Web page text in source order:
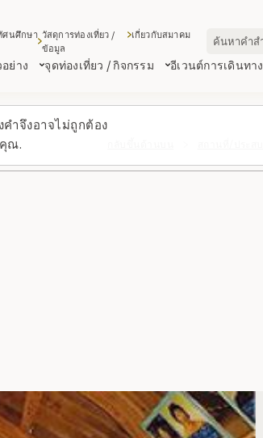
ำจึงอาจไม่ถูกต้อง
ณ.
ย่าง จุดท่องเที่ยว / กิจกรรม อีเวนต์การเดินทาง
ศนศึกษา วัสดุการท่องเที่ยว /
ข้อมูล
เกี่ยวกับสมาคม